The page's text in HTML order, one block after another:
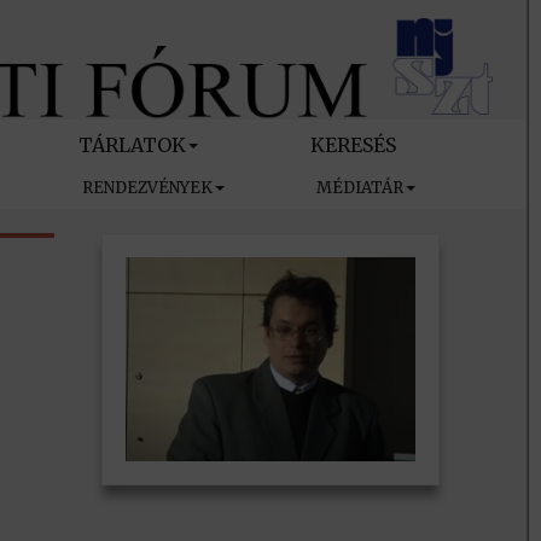
TÁRLATOK KERESÉS
RENDEZVÉNYEK MÉDIATÁR